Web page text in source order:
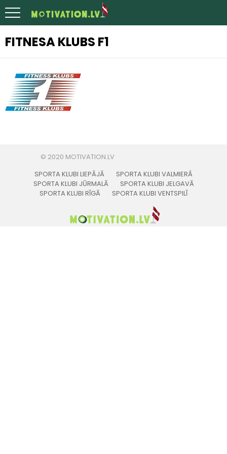
FITNESA KLUBS F1
SPORTA KLUBI LIEPĀJĀ
SPORTA KLUBI VALMIERĀ
SPORTA KLUBI JŪRMALĀ
SPORTA KLUBI JELGAVĀ
SPORTA KLUBI RĪGĀ
SPORTA KLUBI VENTSPILĪ